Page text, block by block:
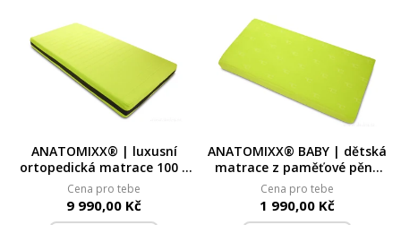
ANATOMIXX® | luxusní
ortopedická matrace 100 ×
200 × 17 cm | 7zónová
paměťová pěna & chladicí
gel
Cena pro tebe
9 990,00 Kč
ANATOMIXX® BABY | dětská
matrace z paměťové pěny
60 × 120 × 10 cm |
oboustranná & ergonomická
Cena pro tebe
1 990,00 Kč